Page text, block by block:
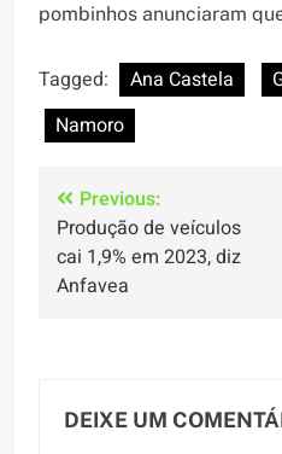
pombinhos anunciaram
Tagged: Ana Castela
Namoro
Navegação
de
Post
Previous:
Produção de veículos
cai 1,9% em 2023, diz
Anfavea
DEIXE UM